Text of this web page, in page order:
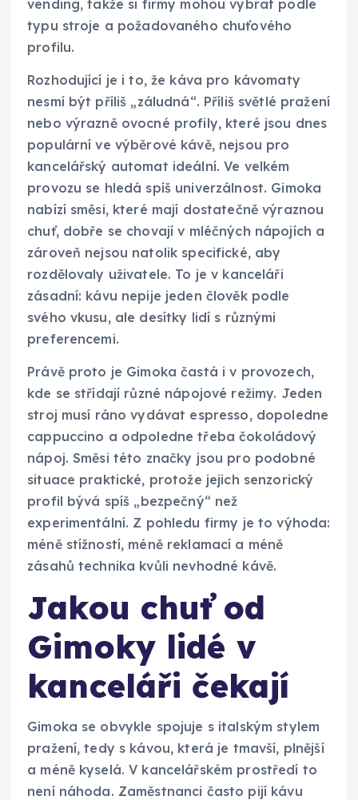
vending, takže si firmy mohou vybrat podle
typu stroje a požadovaného chuťového
profilu.
Rozhodující je i to, že káva pro kávomaty
nesmí být příliš „záludná“. Příliš světlé pražení
nebo výrazně ovocné profily, které jsou dnes
populární ve výběrové kávě, nejsou pro
kancelářský automat ideální. Ve velkém
provozu se hledá spíš univerzálnost. Gimoka
nabízí směsi, které mají dostatečně výraznou
chuť, dobře se chovají v mléčných nápojích a
zároveň nejsou natolik specifické, aby
rozdělovaly uživatele. To je v kanceláři
zásadní: kávu nepije jeden člověk podle
svého vkusu, ale desítky lidí s různými
preferencemi.
Právě proto je Gimoka častá i v provozech,
kde se střídají různé nápojové režimy. Jeden
stroj musí ráno vydávat espresso, dopoledne
cappuccino a odpoledne třeba čokoládový
nápoj. Směsi této značky jsou pro podobné
situace praktické, protože jejich senzorický
profil bývá spíš „bezpečný“ než
experimentální. Z pohledu firmy je to výhoda:
méně stížností, méně reklamací a méně
zásahů technika kvůli nevhodné kávě.
Jakou chuť od
Gimoky lidé v
kanceláři čekají
Gimoka se obvykle spojuje s italským stylem
pražení, tedy s kávou, která je tmavší, plnější
a méně kyselá. V kancelářském prostředí to
není náhoda. Zaměstnanci často pijí kávu